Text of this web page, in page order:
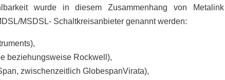
wurde in diesem Zusammenhang von
MSDSL- Schaltkreisanbieter genannt werden:
beziehungsweise Rockwell),
zwischenzeitlich GlobespanVirata),